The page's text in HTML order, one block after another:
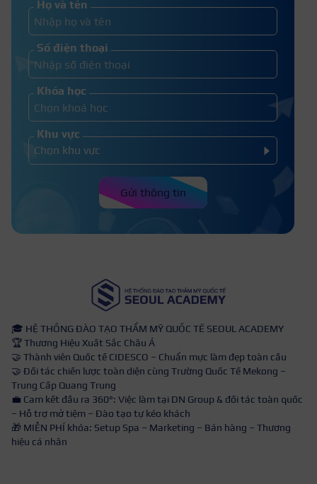
sao? Nguyên nhân, khắc phục
Họ và tên
Số điện thoại
Khóa học
Khu vực
Gửi thông tin
🎓 HỆ THỐNG ĐÀO TẠO THẨM MỸ QUỐC TẾ SEOUL ACADEMY
🏆 Thương Hiệu Xuất Sắc Châu Á
🤝 Thành viên Quốc tế CIDESCO – Chuẩn mực làm đẹp toàn cầu
🤝 Đối tác chiến lược toàn diện cùng Trường Quốc Tế Mekong –
Trung Cấp Quang Trung
💼 Cam kết đầu ra 360°: Việc làm tại DN Group & đối tác toàn quốc
– Hỗ trợ mở tiệm – Đào tạo tự kéo khách
🎁 MIỄN PHÍ khóa: Setup Spa – Marketing – Bán hàng – Thương
hiệu cá nhân